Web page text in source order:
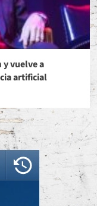
y vuelve a
artificial